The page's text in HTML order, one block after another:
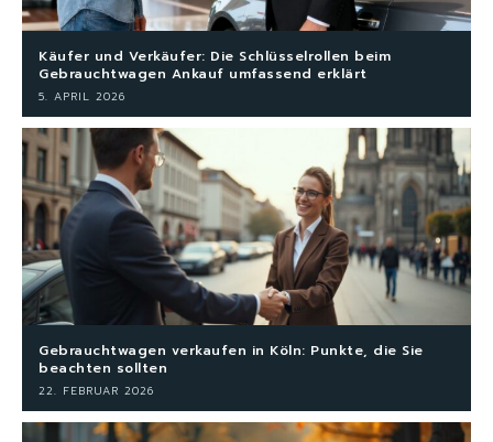
Käufer und Verkäufer: Die Schlüsselrollen beim
Gebrauchtwagen Ankauf umfassend erklärt
5. APRIL 2026
Gebrauchtwagen verkaufen in Köln: Punkte, die Sie
beachten sollten
22. FEBRUAR 2026